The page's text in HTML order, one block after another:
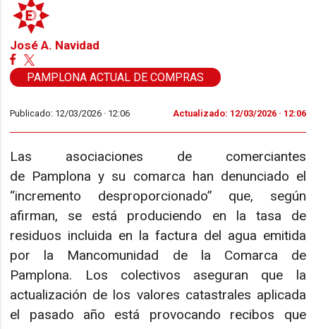
José A. Navidad
PAMPLONA ACTUAL DE COMPRAS
Publicado: 12/03/2026 · 12:06 Actualizado: 12/03/2026 · 12:06
Las asociaciones de comerciantes
de Pamplona y su comarca han denunciado el
“incremento desproporcionado” que, según
afirman, se está produciendo en la tasa de
residuos incluida en la factura del agua emitida
por la Mancomunidad de la Comarca de
Pamplona. Los colectivos aseguran que la
actualización de los valores catastrales aplicada
el pasado año está provocando recibos que